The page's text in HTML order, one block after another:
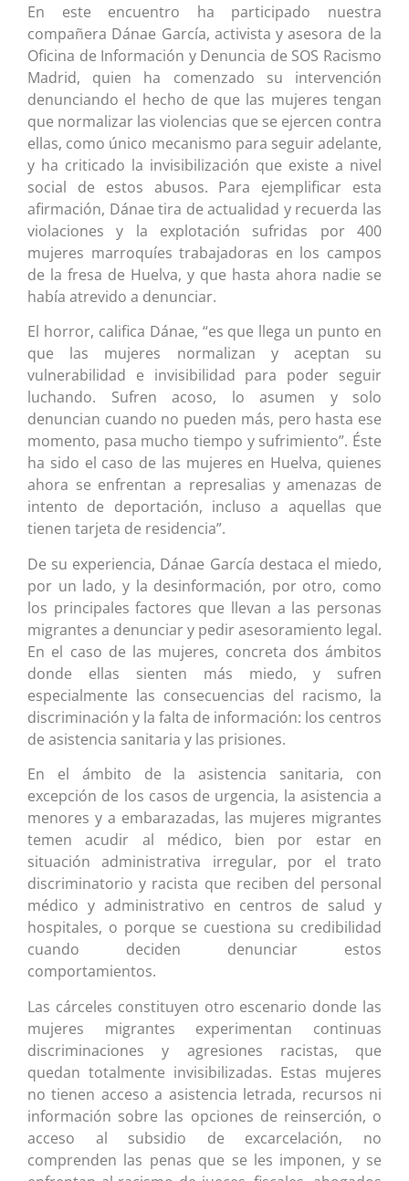
En este encuentro ha participado nuestra
compañera Dánae García, activista y asesora de la
Oficina de Información y Denuncia de SOS Racismo
Madrid, quien ha comenzado su intervención
denunciando el hecho de que las mujeres tengan
que normalizar las violencias que se ejercen contra
ellas, como único mecanismo para seguir adelante,
y ha criticado la invisibilización que existe a nivel
social de estos abusos. Para ejemplificar esta
afirmación, Dánae tira de actualidad y recuerda las
violaciones y la explotación sufridas por 400
mujeres marroquíes trabajadoras en los campos
de la fresa de Huelva, y que hasta ahora nadie se
había atrevido a denunciar.
El horror, califica Dánae, “es que llega un punto en
que las mujeres normalizan y aceptan su
vulnerabilidad e invisibilidad para poder seguir
luchando. Sufren acoso, lo asumen y solo
denuncian cuando no pueden más, pero hasta ese
momento, pasa mucho tiempo y sufrimiento”. Éste
ha sido el caso de las mujeres en Huelva, quienes
ahora se enfrentan a represalias y amenazas de
intento de deportación, incluso a aquellas que
tienen tarjeta de residencia”.
De su experiencia, Dánae García destaca el miedo,
por un lado, y la desinformación, por otro, como
los principales factores que llevan a las personas
migrantes a denunciar y pedir asesoramiento legal.
En el caso de las mujeres, concreta dos ámbitos
donde ellas sienten más miedo, y sufren
especialmente las consecuencias del racismo, la
discriminación y la falta de información: los centros
de asistencia sanitaria y las prisiones.
En el ámbito de la asistencia sanitaria, con
excepción de los casos de urgencia, la asistencia a
menores y a embarazadas, las mujeres migrantes
temen acudir al médico, bien por estar en
situación administrativa irregular, por el trato
discriminatorio y racista que reciben del personal
médico y administrativo en centros de salud y
hospitales, o porque se cuestiona su credibilidad
cuando deciden denunciar estos
comportamientos.
Las cárceles constituyen otro escenario donde las
mujeres migrantes experimentan continuas
discriminaciones y agresiones racistas, que
quedan totalmente invisibilizadas. Estas mujeres
no tienen acceso a asistencia letrada, recursos ni
información sobre las opciones de reinserción, o
acceso al subsidio de excarcelación, no
comprenden las penas que se les imponen, y se